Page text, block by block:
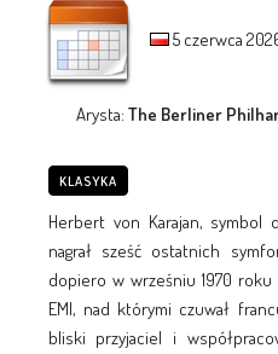
5 czerwca
Arysta:The Berliner
KLASYKA
Herbert von Karajan, symbol
nagrał sześć ostatnich
dopiero w wrześniu 1970
EMI, nad którymi czuwał
bliski przyjaciel i